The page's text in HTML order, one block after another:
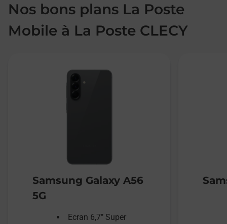
Nos bons plans La Poste
Mobile à La Poste CLECY
Samsung Galaxy A56
5G
Ecran 6,7’’ Super